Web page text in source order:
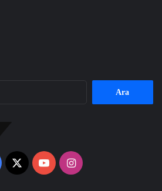
Facebook
X YouTubeInstagram